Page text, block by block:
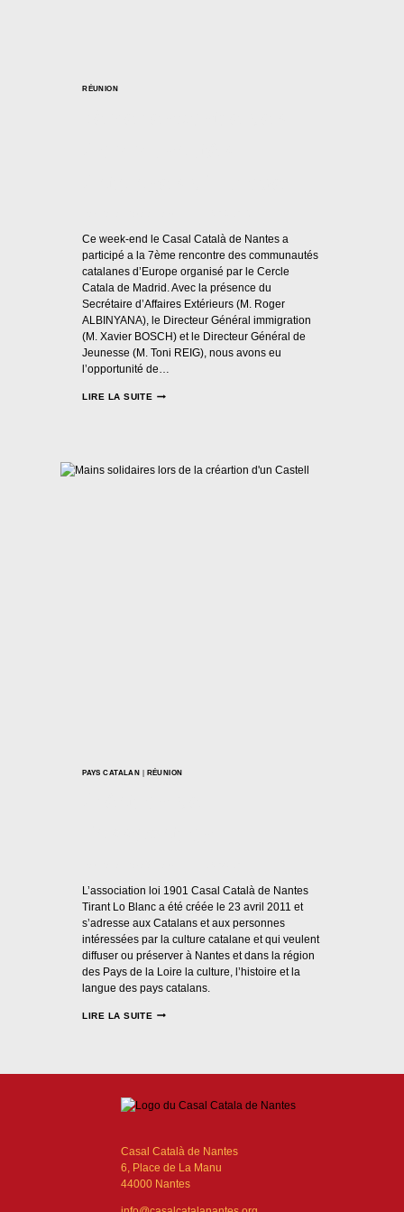
RÉUNION
Ce week-end le Casal Català de Nantes a
participé a la 7ème rencontre des communautés
catalanes d’Europe organisé par le Cercle
Catala de Madrid. Avec la présence du
Secrétaire d’Affaires Extérieurs (M. Roger
ALBINYANA), le Directeur Général immigration
(M. Xavier BOSCH) et le Directeur Général de
Jeunesse (M. Toni REIG), nous avons eu
l’opportunité de…
LIRE LA SUITE
PAYS CATALAN | RÉUNION
L’association loi 1901 Casal Català de Nantes
Tirant Lo Blanc a été créée le 23 avril 2011 et
s’adresse aux Catalans et aux personnes
intéressées par la culture catalane et qui veulent
diffuser ou préserver à Nantes et dans la région
des Pays de la Loire la culture, l’histoire et la
langue des pays catalans.
LIRE LA SUITE
Casal Català de Nantes
6, Place de La Manu
44000 Nantes